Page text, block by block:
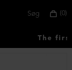
0
Søg
The first